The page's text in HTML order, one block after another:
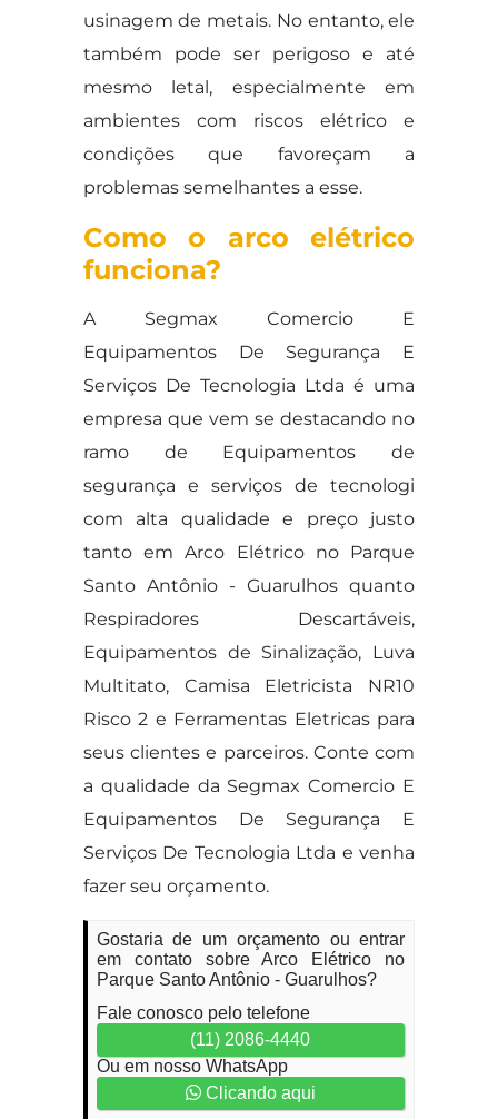
usinagem de metais. No entanto, ele
também pode ser perigoso e até
mesmo letal, especialmente em
ambientes com riscos elétrico e
condições que favoreçam a
problemas semelhantes a esse.
Como o arco elétrico
funciona?
A Segmax Comercio E
Equipamentos De Segurança E
Serviços De Tecnologia Ltda é uma
empresa que vem se destacando no
ramo de Equipamentos de
segurança e serviços de tecnologi
com alta qualidade e preço justo
tanto em Arco Elétrico no Parque
Santo Antônio - Guarulhos quanto
Respiradores Descartáveis,
Equipamentos de Sinalização, Luva
Multitato, Camisa Eletricista NR10
Risco 2 e Ferramentas Eletricas para
seus clientes e parceiros. Conte com
a qualidade da Segmax Comercio E
Equipamentos De Segurança E
Serviços De Tecnologia Ltda e venha
fazer seu orçamento.
Gostaria de um orçamento ou entrar
em contato sobre Arco Elétrico no
Parque Santo Antônio - Guarulhos?
Fale conosco pelo telefone
(11) 2086-4440
Ou em nosso WhatsApp
Clicando aqui